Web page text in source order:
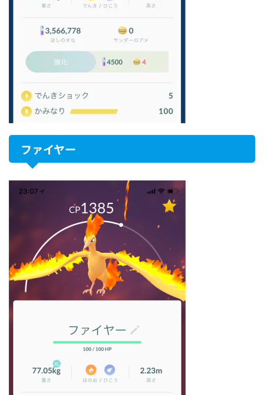
ファイヤー